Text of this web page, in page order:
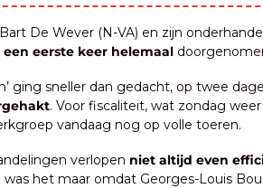
De Wever (N-VA) en zijn
een eerste keer helemaal
ging sneller dan gedacht, op twee
. Voor fiscaliteit, wat zondag
vandaag nog op volle toeren.
verlopen niet altijd even
het maar omdat Georges-Louis